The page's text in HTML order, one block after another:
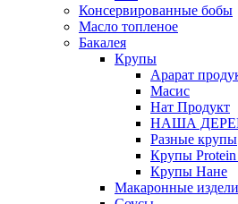
Консервированные бобы
Масло топленое
Бакалея
Крупы
Арарат
Масис
Нат Продукт
НАША
Разные крупы
Крупы Protein
Крупы Нане
Макаронные